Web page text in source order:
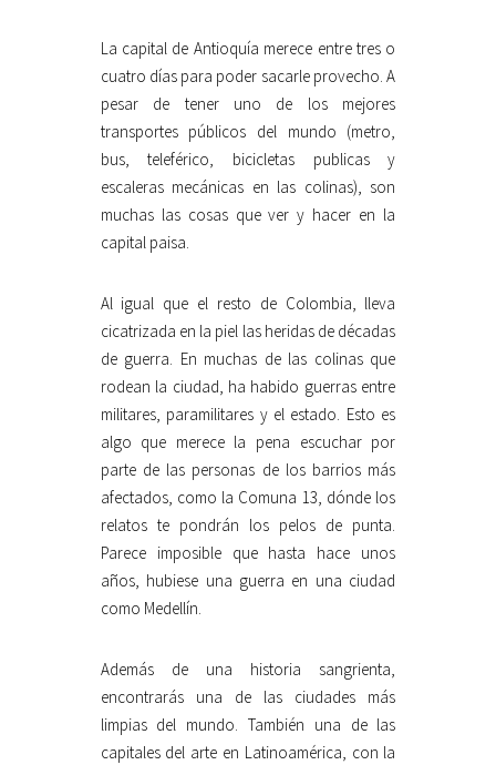
La capital de Antioquía merece entre tres o
cuatro días para poder sacarle provecho. A
pesar de tener uno de los mejores
transportes públicos del mundo (metro,
bus, teleférico, bicicletas publicas y
escaleras mecánicas en las colinas), son
muchas las cosas que ver y hacer en la
capital paisa.
Al igual que el resto de Colombia, lleva
cicatrizada en la piel las heridas de décadas
de guerra. En muchas de las colinas que
rodean la ciudad, ha habido guerras entre
militares, paramilitares y el estado. Esto es
algo que merece la pena escuchar por
parte de las personas de los barrios más
afectados, como la Comuna 13, dónde los
relatos te pondrán los pelos de punta.
Parece imposible que hasta hace unos
años, hubiese una guerra en una ciudad
como Medellín.
Además de una historia sangrienta,
encontrarás una de las ciudades más
limpias del mundo. También una de las
capitales del arte en Latinoamérica, con la